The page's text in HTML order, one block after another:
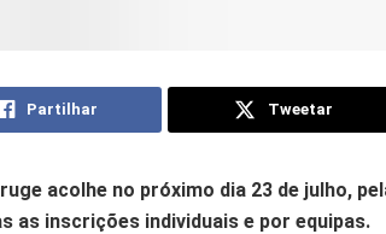
Partilhar Tweetar
acolhe no próximo dia 23 de julho,
as inscrições individuais e por equipas.